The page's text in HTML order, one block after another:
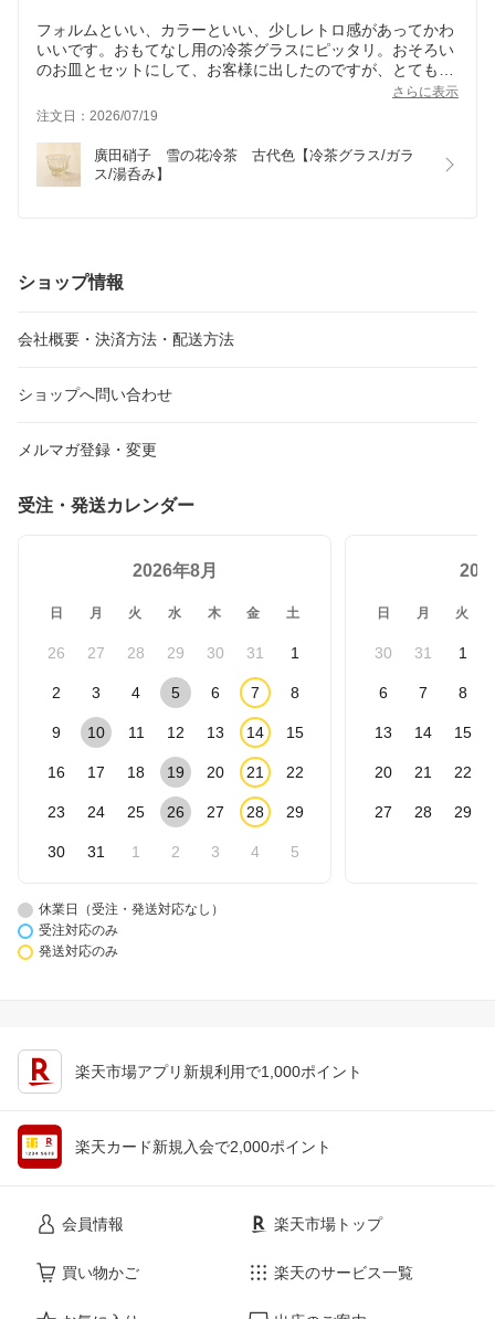
フォルムといい、カラーといい、少しレトロ感があってかわ
いいです。おもてなし用の冷茶グラスにピッタリ。おそろい
のお皿とセットにして、お客様に出したのですが、とても褒
さらに表示
注文日：2026/07/19
廣田硝子　雪の花冷茶　古代色【冷茶グラス/ガラ
ス/湯呑み】
ショップ情報
会社概要・決済方法・配送方法
ショップへ問い合わせ
メルマガ登録・変更
受注・発送カレンダー
2026年8月
日 月 火 水 木 金 土
26 27 28 29 30 31 1
2 3 4 5 6 7 8
9 10 11 12 13 14 15
16 17 18 19 20 21 22
23 24 25 26 27 28 29
30 31 1 2 3 4 5
日 月 火
30 31 1
6 7 8
13 14 15
20 21 22
27 28 29
休業日（受注・発送対応なし）
受注対応のみ
発送対応のみ
楽天市場アプリ新規利用で1,000ポイント
楽天カード新規入会で2,000ポイント
会員情報
買い物かご
楽天市場トップ
楽天のサービス一覧